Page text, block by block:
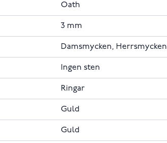
Oath
3 mm
Damsmycken, Herrsmycken
Ingen sten
Ringar
Guld
Guld